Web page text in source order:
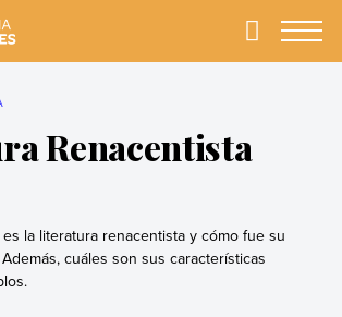
Primary
Renacentista
la literatura renacentista y cómo fue su
cuáles son sus características